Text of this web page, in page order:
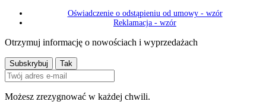
Oświadczenie o odstąpieniu od umowy - wzór
Reklamacja - wzór
Otrzymuj informację o nowościach i wyprzedażach
Możesz zrezygnować w każdej chwili.